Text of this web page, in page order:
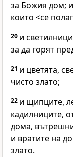
за Божия дом;
които <се
20 и
за да горят
21 и цветята,
чисто злато;
22 и щипците,
кадилниците,
дома,
и вратите на
злато.